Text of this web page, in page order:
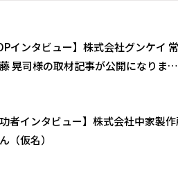
インタビュー】株式会社グンケイ 常
晃司様の取材記事が公開になりまし
者インタビュー】株式会社中家製
（仮名）